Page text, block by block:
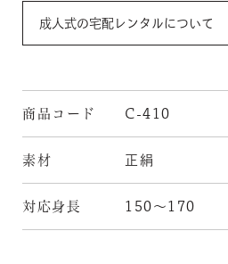
成人式の宅配レンタルについて
商品コード C-410
素材 正絹
対応身長 150～170